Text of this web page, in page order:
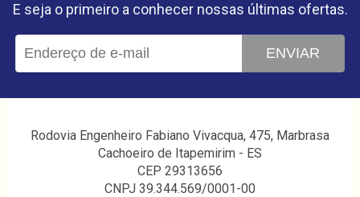
E seja o primeiro a conhecer nossas últimas ofertas.
ENVIAR
Rodovia Engenheiro Fabiano Vivacqua, 475, Marbrasa
Cachoeiro de Itapemirim - ES
CEP 29313656
CNPJ 39.344.569/0001-00